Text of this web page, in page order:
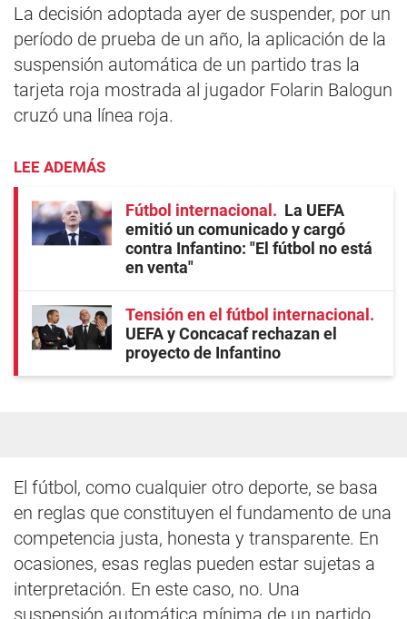
La decisión adoptada ayer de suspender, por un
período de prueba de un año, la aplicación de la
suspensión automática de un partido tras la
tarjeta roja mostrada al jugador Folarin Balogun
cruzó una línea roja.
LEE ADEMÁS
Fútbol internacional
La UEFA
emitió un comunicado y cargó
contra Infantino: "El fútbol no está
en venta"
Tensión en el fútbol internacional
UEFA y Concacaf rechazan el
proyecto de Infantino
El fútbol, como cualquier otro deporte, se basa
en reglas que constituyen el fundamento de una
competencia justa, honesta y transparente. En
ocasiones, esas reglas pueden estar sujetas a
interpretación. En este caso, no. Una
suspensión automática mínima de un partido